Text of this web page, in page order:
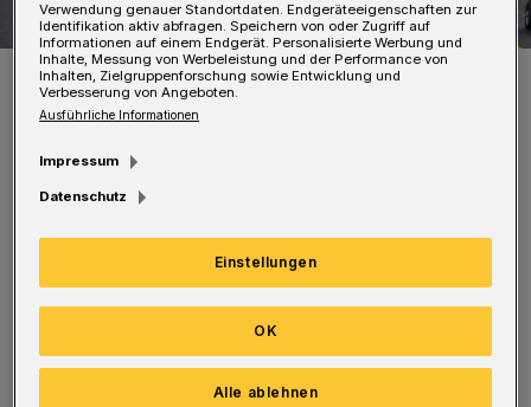
Die Brücke wird seit geraumer Zeit saniert.
Foto: Achim Otto
Die Autobahn GmbH Rheinland erneuert
zwischen 9 und 15 Uhr beidseitig die
Fahrbahnmarkierung in der Baustelle.
Während gearbeitet wird, ist in der
betroffenen Richtung dann nur ein Streifen
Verwendung genauer Standortdaten. Endgeräteeigenschaften zur
Identifikation aktiv abfragen. Speichern von oder Zugriff auf
Informationen auf einem Endgerät. Personalisierte Werbung und
Inhalte, Messung von Werbeleistung und der Performance von
Inhalten, Zielgruppenforschung sowie Entwicklung und
Verbesserung von Angeboten.
Ausführliche Informationen
Impressum
Datenschutz
Einstellungen
Alle ablehnen
OK